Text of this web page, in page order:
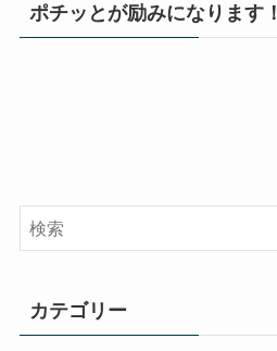
ポチッとが励みになります！
カテゴリー